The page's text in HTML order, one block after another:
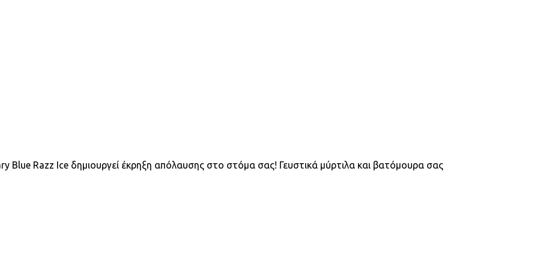
Razz Ice δημιουργεί έκρηξη απόλαυσης στο στόμα σας! Γευστικά μύρτιλα και βατόμουρα σας